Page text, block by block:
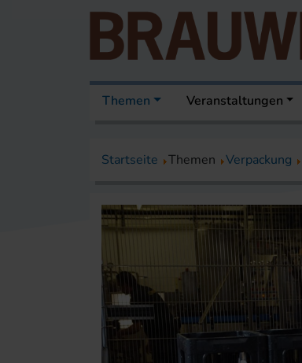
Themen Veranstaltungen
Startseite Themen Verpackung